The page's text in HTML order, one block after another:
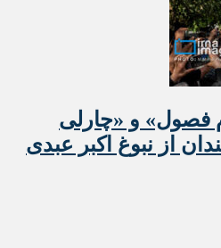
فصول» و «چارلی
از نبوغ اکبر عبدی